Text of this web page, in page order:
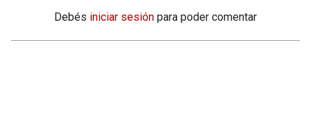
Debés iniciar sesión para poder comentar